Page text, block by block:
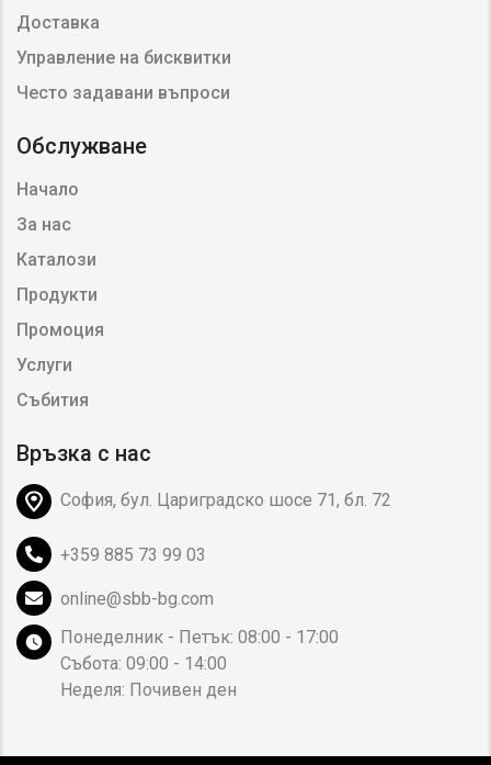
Доставка
Управление на бисквитки
Често задавани въпроси
Обслужване
Начало
За нас
Каталози
Продукти
Промоция
Услуги
Събития
Връзка с нас
София, бул. Цариградско шосе 71, бл. 72
+359 885 73 99 03
online@sbb-bg.com
Понеделник - Петък: 08:00 - 17:00
Събота: 09:00 - 14:00
Неделя: Почивен ден